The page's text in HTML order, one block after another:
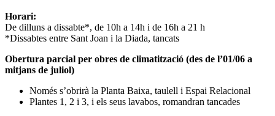
Horari:
De dilluns a dissabte*, de 10h a 14h i de 16h a 21 h
*Dissabtes entre Sant Joan i la Diada, tancats
Obertura parcial per obres de climatització (des de l’01/06 a
mitjans de juliol)
Només s’obrirà la Planta Baixa, taulell i Espai Relacional
Plantes 1, 2 i 3, i els seus lavabos, romandran tancades